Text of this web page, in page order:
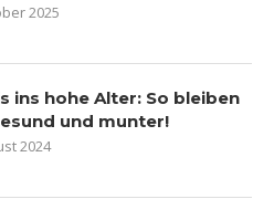
2025
ins hohe Alter: So bleiben
und munter!
2024